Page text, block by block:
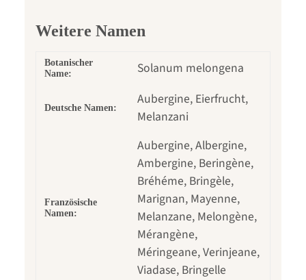
Weitere Namen
Botanischer
Name:
Solanum melongena
Deutsche Namen:
Aubergine, Eierfrucht,
Melanzani
Französische
Namen:
Aubergine, Albergine,
Ambergine, Beringène,
Bréhéme, Bringèle,
Marignan, Mayenne,
Melanzane, Melongène,
Mérangène,
Méringeane, Verinjeane,
Viadase, Bringelle